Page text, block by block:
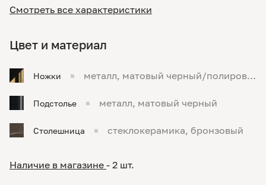
Смотреть все характеристики
Цвет и материал
Ножки
металл, матовый черный/полирова
Подстолье металл, матовый черный
Столешница стеклокерамика, бронзовый
Наличие в магазине - 2 шт.